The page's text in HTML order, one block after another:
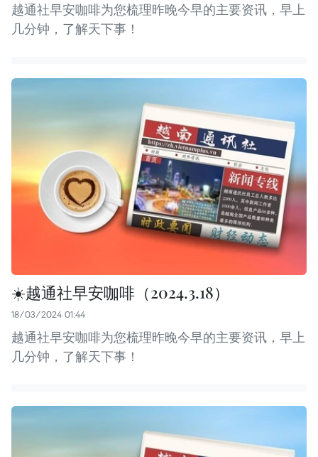
越通社早安咖啡为您梳理昨晚今早的主要资讯，早上
几分钟，了解天下事！
☀️越通社早安咖啡（2024.3.18）
18/03/2024 01:44
越通社早安咖啡为您梳理昨晚今早的主要资讯，早上
几分钟，了解天下事！